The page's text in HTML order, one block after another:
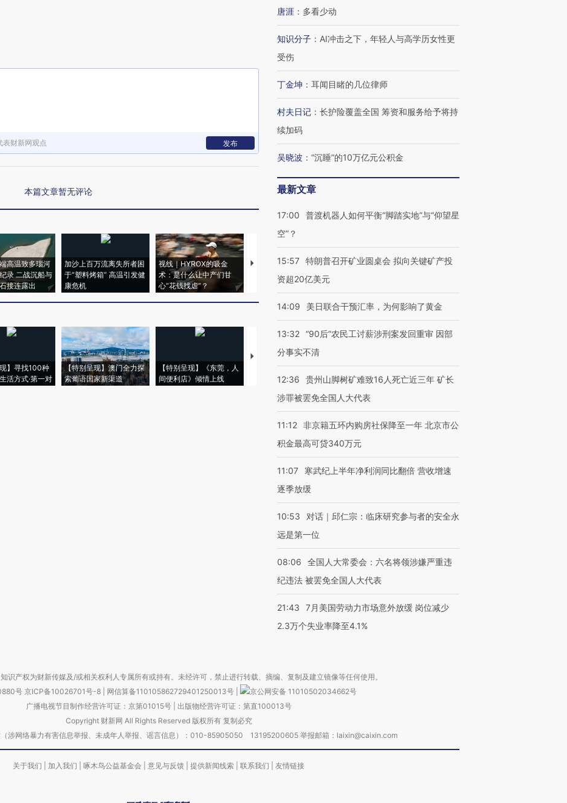
表财新网观点 发布
本篇文章暂无评论
高温致多瑙河
录 二战沉船与
接连露出
加沙上百万流离失所者困
于“塑料烤箱” 高温引发健
康危机
视线｜HYROX的吸金
术：是什么让中产们甘
心“花钱找虐”？
马航飞行员跨国走私7万
粒摇头丸 尿检体内含3种
视线｜被称为“蟑螂”的印
视线｜“入侵”还是“人道危
现】寻找100种
活方式·第一对
【特别呈现】澳门全力探
索葡语国家新渠道
【特别呈现】《东莞，人
间便利店》倾情上线
【推广】走进第四届链博
会，让数智科技“链”接产
【特别呈现】寻找100种
有意思的生活方式·第三对
CFO：不靠规模取胜，华
住三大增长引擎是什么？
唐涯 ： 多看少动
知识分子 ： AI冲击之下，年轻人与高学历女性更
受伤
丁金坤 ： 耳闻目睹的几位律师
村夫日记 ： 长护险覆盖全国 筹资和服务给予将持
续加码
吴晓波 ： “沉睡”的10万亿元公积金
最新文章
17:00
普渡机器人如何平衡“脚踏实地”与“仰望星
空”？
15:57 特朗普召开矿业圆桌会 拟向关键矿产投
资超20亿美元
14:09 美日联合干预汇率，为何影响了黄金
13:32 “90后”农民工讨薪涉刑案发回重审 因部
分事实不清
12:36
贵州山脚树矿难致16人死亡近三年 矿长
涉罪被罢免全国人大代表
11:12 非京籍五环内购房社保降至一年 北京市公
积金最高可贷340万元
11:07
寒武纪上半年净利润同比翻倍 营收增速
逐季放缓
10:53
对话｜邱仁宗：临床研究参与者的安全永
远是第一位
08:06
全国人大常委会：六名将领涉嫌严重违
纪违法 被罢免全国人大代表
21:43
7月美国劳动力市场意外放缓 岗位减少
2.3万个失业率降至4.1%
识产权为财新传媒及/或相关权利人专属所有或持有。未经许可，禁止进行转载、摘编、复制及建立镜像等任何使用。
号 京ICP备10026701号-8 网信算备110105862729401250013号
京公网安备 11010502034662号
广播电视节目制作经营许可证：京第01015号| 出版物经营许可证：第直100013号
Copyright 财新网 All Rights Reserved 版权所有 复制必究
（涉网络暴力有害信息举报、未成年人举报、谣言信息）：010-85905050 13195200605 举报邮箱：laixin@caixin.com
关于我们 加入我们 啄木鸟公益基金会 意见与反馈 提供新闻线索 联系我们 友情链接